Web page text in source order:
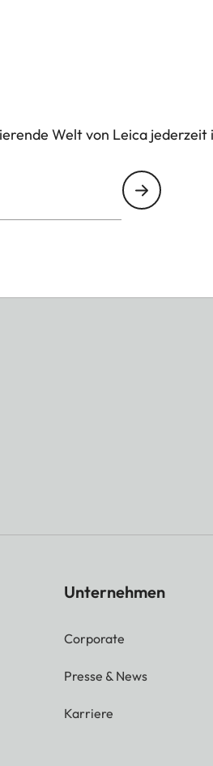
Welt von Leica
Unternehmen
Corporate
Presse & News
Karriere